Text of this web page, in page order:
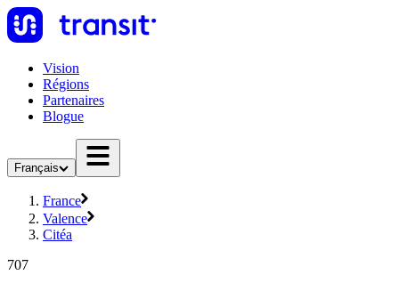
Vision
Régions
Partenaires
Blogue
Français
France
Valence
Citéa
707